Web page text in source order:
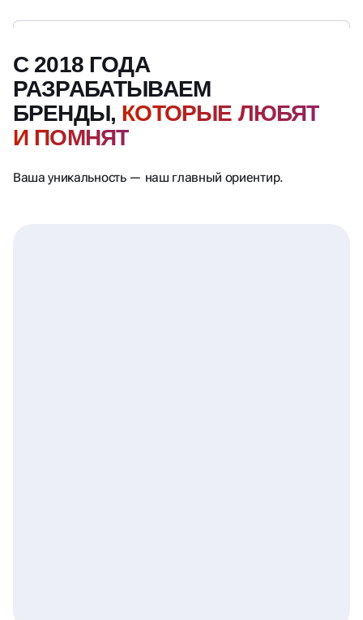
С 2018 ГОДА
РАЗРАБАТЫВАЕМ
БРЕНДЫ, КОТОРЫЕ ЛЮБЯТ
И ПОМНЯТ
Ваша уникальность — наш главный ориентир.